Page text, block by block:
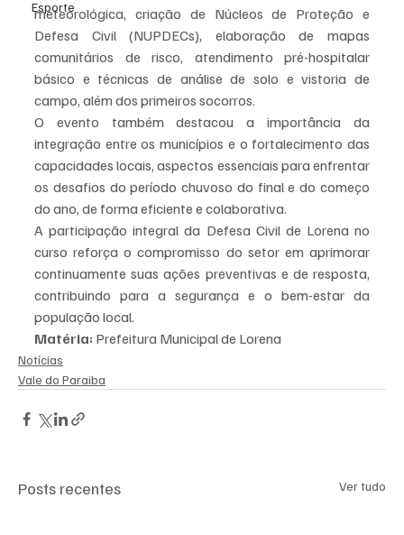
Esporte
meteorológica, criação de Núcleos de Proteção e
Defesa Civil (NUPDECs), elaboração de mapas
comunitários de risco, atendimento pré-hospitalar
básico e técnicas de análise de solo e vistoria de
campo, além dos primeiros socorros.
O evento também destacou a importância da
integração entre os municípios e o fortalecimento das
capacidades locais, aspectos essenciais para enfrentar
os desafios do período chuvoso do final e do começo
do ano, de forma eficiente e colaborativa.
A participação integral da Defesa Civil de Lorena no
curso reforça o compromisso do setor em aprimorar
continuamente suas ações preventivas e de resposta,
contribuindo para a segurança e o bem-estar da
população local.
Matéria: Prefeitura Municipal de Lorena
Notícias
Vale do Paraiba
Posts recentes Ver tudo